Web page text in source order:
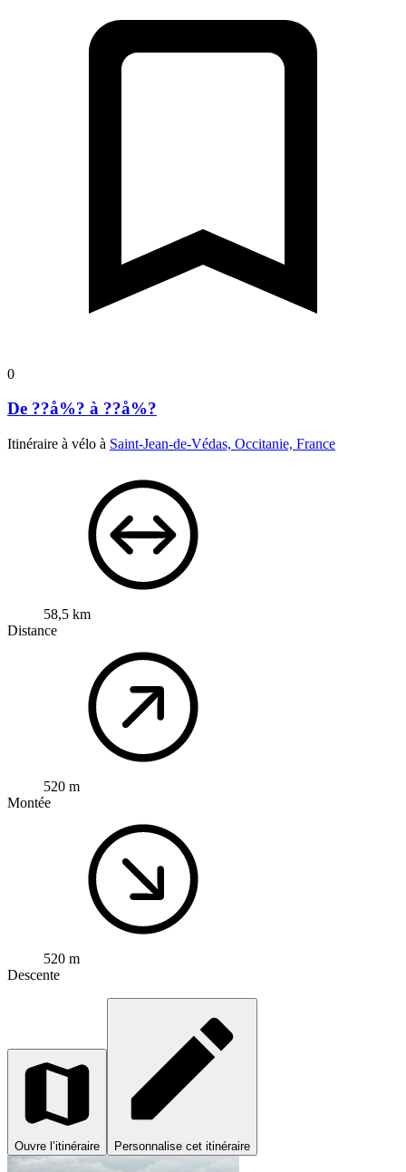
0
De ??å%? à ??å%?
Itinéraire à vélo à Saint-Jean-de-Védas, Occitanie, France
58,5 km
Distance
520 m
Montée
520 m
Descente
Ouvre l’itinéraire Personnalise cet itinéraire